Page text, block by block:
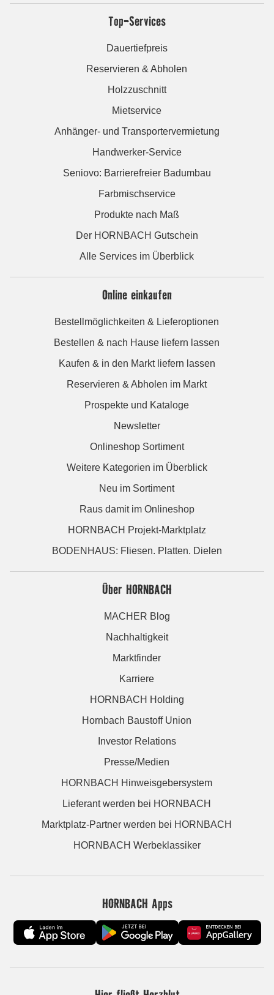
Top-Services
Dauertiefpreis
Reservieren & Abholen
Holzzuschnitt
Mietservice
Anhänger- und Transportervermietung
Handwerker-Service
Seniovo: Barrierefreier Badumbau
Farbmischservice
Produkte nach Maß
Der HORNBACH Gutschein
Alle Services im Überblick
Online einkaufen
Bestellmöglichkeiten & Lieferoptionen
Bestellen & nach Hause liefern lassen
Kaufen & in den Markt liefern lassen
Reservieren & Abholen im Markt
Prospekte und Kataloge
Newsletter
Onlineshop Sortiment
Weitere Kategorien im Überblick
Neu im Sortiment
Raus damit im Onlineshop
HORNBACH Projekt-Marktplatz
BODENHAUS: Fliesen. Platten. Dielen
Über HORNBACH
MACHER Blog
Nachhaltigkeit
Marktfinder
Karriere
HORNBACH Holding
Hornbach Baustoff Union
Investor Relations
Presse/Medien
HORNBACH Hinweisgebersystem
Lieferant werden bei HORNBACH
Marktplatz-Partner werden bei HORNBACH
HORNBACH Werbeklassiker
HORNBACH Apps